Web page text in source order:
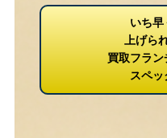
いち早
上げら
買取フラ
スペッ